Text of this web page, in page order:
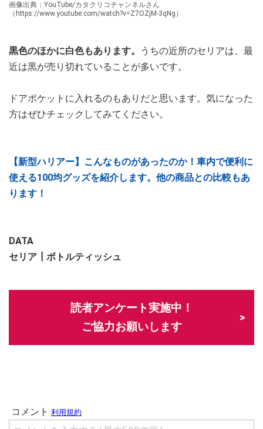
画像出典：YouTube/カタクリコチャンネルさん
（https://www.youtube.com/watch?v=Z7OZjM-3qNg）
黒色のほかに白色もあります。
うちの近所のセリアは、最
近は黒が売り切れていることが多いです。
ドアポケットに入れるのもありだと思います。気になった
方はぜひチェックしてみてください。
【新型ハリアー】こんなものがあったのか！車内で便利に
使える100均グッズを紹介します。他の商品との比較もあ
ります！
DATA
セリア┃ボトルティッシュ
読者アンケート実施中！
ご協力お願いします